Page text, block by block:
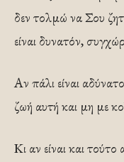
δεν τολμώ να Σου
είναι δυνατόν,
Αν πάλι είναι
ζωή αυτή και μη με
Κι αν είναι και